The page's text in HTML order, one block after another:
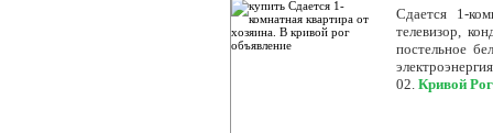
Сдается 1-
телевизор,
постельное
02. Кривой Рог